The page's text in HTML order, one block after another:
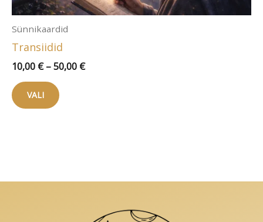
Sünnikaardid
Transiidid
10,00 € –50,00 €Hinnavahemik:
VALI
tootel
saab
tootelehel.